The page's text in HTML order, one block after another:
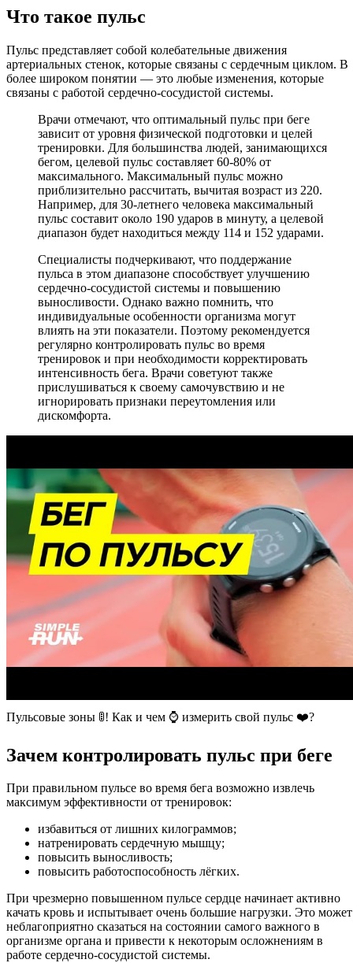
Что такое пульс
Пульс представляет собой колебательные движения
артериальных стенок, которые связаны с сердечным циклом. В
более широком понятии — это любые изменения, которые
связаны с работой сердечно-сосудистой системы.
Врачи отмечают, что оптимальный пульс при беге
зависит от уровня физической подготовки и целей
тренировки. Для большинства людей, занимающихся
бегом, целевой пульс составляет 60-80% от
максимального. Максимальный пульс можно
приблизительно рассчитать, вычитая возраст из 220.
Например, для 30-летнего человека максимальный
пульс составит около 190 ударов в минуту, а целевой
диапазон будет находиться между 114 и 152 ударами.
Специалисты подчеркивают, что поддержание
пульса в этом диапазоне способствует улучшению
сердечно-сосудистой системы и повышению
выносливости. Однако важно помнить, что
индивидуальные особенности организма могут
влиять на эти показатели. Поэтому рекомендуется
регулярно контролировать пульс во время
тренировок и при необходимости корректировать
интенсивность бега. Врачи советуют также
прислушиваться к своему самочувствию и не
игнорировать признаки переутомления или
дискомфорта.
Пульсовые зоны 🚦! Как и чем ⌚️ измерить свой пульс ❤️?
Зачем контролировать пульс при беге
При правильном пульсе во время бега возможно извлечь
максимум эффективности от тренировок:
избавиться от лишних килограммов;
натренировать сердечную мышцу;
повысить выносливость;
повысить работоспособность лёгких.
При чрезмерно повышенном пульсе сердце начинает активно
качать кровь и испытывает очень большие нагрузки. Это может
неблагоприятно сказаться на состоянии самого важного в
организме органа и привести к некоторым осложнениям в
работе сердечно-сосудистой системы.